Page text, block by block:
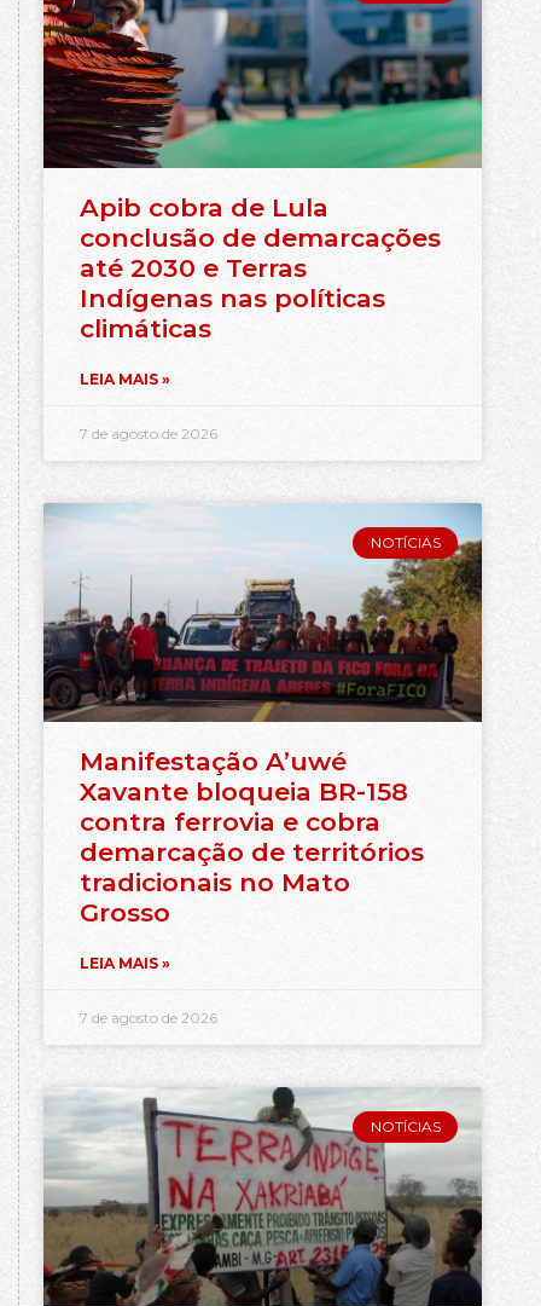
Apib cobra de Lula
conclusão de demarcações
até 2030 e Terras
Indígenas nas políticas
climáticas
LEIA MAIS »
7 de agosto de 2026
NOTÍCIAS
Manifestação A’uwé
Xavante bloqueia BR-158
contra ferrovia e cobra
demarcação de territórios
tradicionais no Mato
Grosso
LEIA MAIS »
7 de agosto de 2026
NOTÍCIAS